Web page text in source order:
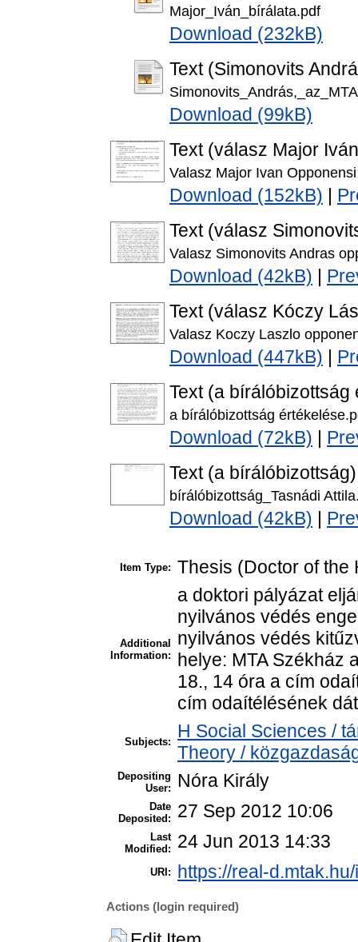
Major_Iván_bírálata.pdf
Download (232kB)
Text (Simonovits
Download (99kB)
Text (válasz Major
Valasz Major Ivan
Download (152kB)
Text (válasz
Valasz Simonovits Andras
Download (42kB)
Text (válasz Kóczy
Valasz Koczy Laszlo
Download (447kB)
Text (a bírálóbizottság
a bírálóbizottság
Download (72kB)
Text (a bírálóbizottság)
bírálóbizottság_Tasnádi
Download (42kB)
Item Type: Thesis (Doctor of the
Additional
Information:
a doktori pályázat
nyilvános védés
nyilvános védés
helye: MTA Székház
18., 14 óra a cím
cím odaítélésének
Subjects:
H Social Sciences /
Theory /
Depositing
User:
Nóra Király
Date
Deposited:
27 Sep 2012 10:06
Last
Modified:
24 Jun 2013 14:33
URI: https://real-
Actions (login required)